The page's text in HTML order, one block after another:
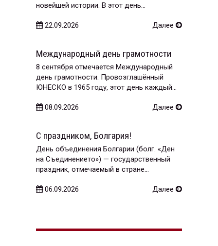
новейшей истории. В этот день...
22.09.2026 Далее
Международный день грамотности
8 сентября отмечается Международный
день грамотности. Провозглашённый
ЮНЕСКО в 1965 году, этот день каждый...
08.09.2026 Далее
С праздником, Болгария!
День объединения Болгарии (болг. «Ден
на Съединението») — государственный
праздник, отмечаемый в стране...
06.09.2026 Далее